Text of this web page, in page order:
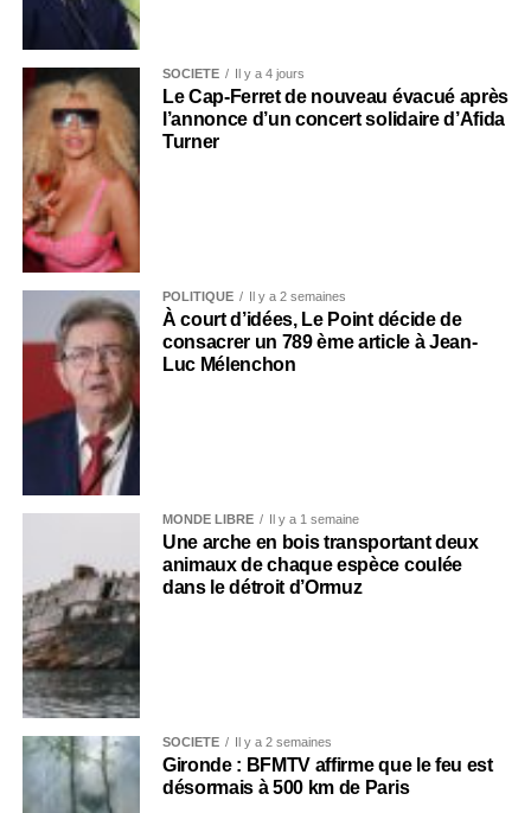
SOCIÉTÉ Il y a 4 jours
Le Cap-Ferret de nouveau évacué après
l’annonce d’un concert solidaire d’Afida
Turner
POLITIQUE Il y a 2 semaines
À court d’idées, Le Point décide de
consacrer un 789 ème article à Jean-
Luc Mélenchon
MONDE LIBRE Il y a 1 semaine
Une arche en bois transportant deux
animaux de chaque espèce coulée
dans le détroit d’Ormuz
SOCIÉTÉ Il y a 2 semaines
Gironde : BFMTV affirme que le feu est
désormais à 500 km de Paris